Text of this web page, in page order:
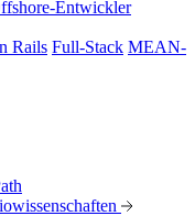
Entwickler
Rails Full-Stack MEAN-